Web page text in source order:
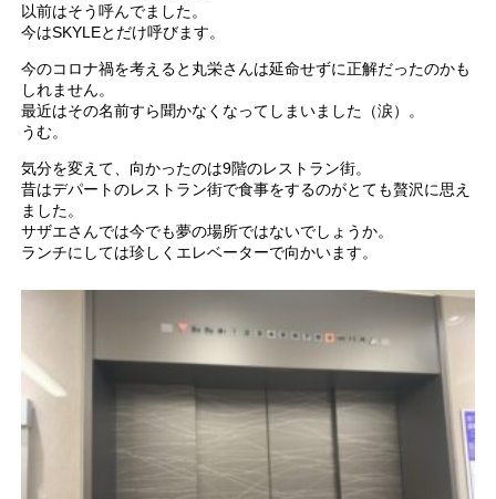
以前はそう呼んでました。
今はSKYLEとだけ呼びます。
今のコロナ禍を考えると丸栄さんは延命せずに正解だったのかも
しれません。
最近はその名前すら聞かなくなってしまいました（涙）。
うむ。
気分を変えて、向かったのは9階のレストラン街。
昔はデパートのレストラン街で食事をするのがとても贅沢に思え
ました。
サザエさんでは今でも夢の場所ではないでしょうか。
ランチにしては珍しくエレベーターで向かいます。